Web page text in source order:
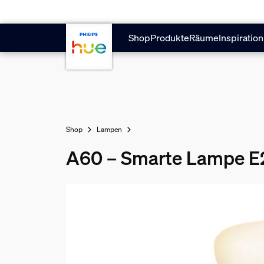
ShopProdukteRäumeInspiration
Shop Lampen
A60 – Smarte Lampe